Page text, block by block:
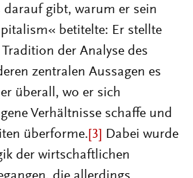
gibt, warum er sein
betitelte: Er stellte
der Analyse des
zentralen Aussagen es
überall, wo er sich
Verhältnisse schaffe und
überforme. [3]
Dabei wurde
der wirtschaftlichen